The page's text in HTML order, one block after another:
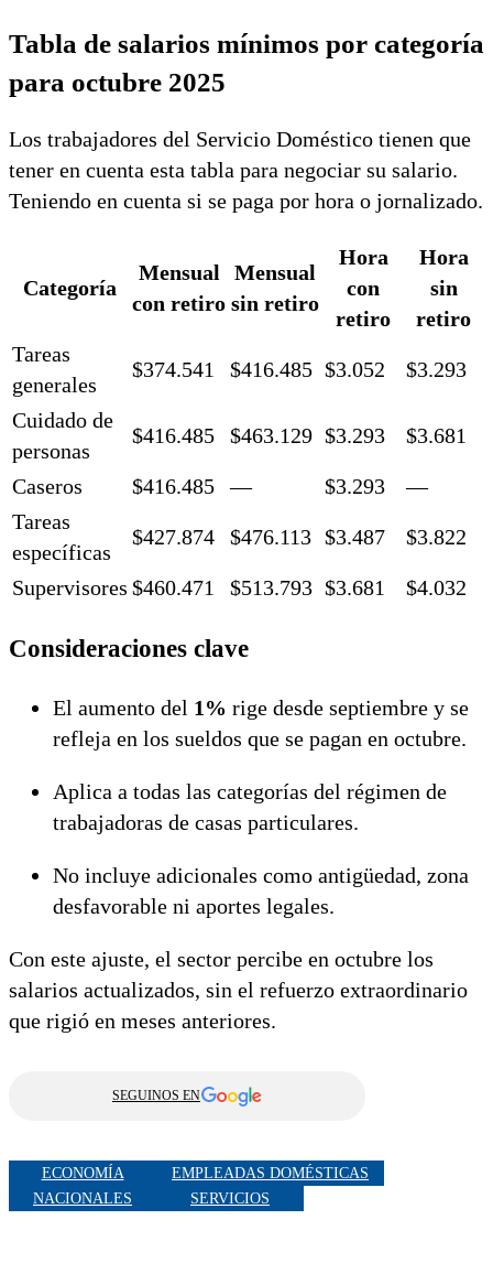
Tabla de salarios mínimos por categoría
para octubre 2025
Los trabajadores del Servicio Doméstico tienen que
tener en cuenta esta tabla para negociar su salario.
Teniendo en cuenta si se paga por hora o jornalizado.
Categoría
Mensual
con retiro
Mensual
sin retiro
Hora
con
retiro
Hora
sin
retiro
Tareas
generales
$374.541 $416.485 $3.052 $3.293
Cuidado de
personas
$416.485 $463.129 $3.293 $3.681
Caseros $416.485 — $3.293
—
Tareas
específicas
$427.874 $476.113 $3.487 $3.822
Supervisores $460.471 $513.793 $3.681 $4.032
Consideraciones clave
El aumento del 1% rige desde septiembre y se
refleja en los sueldos que se pagan en octubre.
Aplica a todas las categorías del régimen de
trabajadoras de casas particulares.
No incluye adicionales como antigüedad, zona
desfavorable ni aportes legales.
Con este ajuste, el sector percibe en octubre los
salarios actualizados, sin el refuerzo extraordinario
que rigió en meses anteriores.
SEGUINOS EN
ECONOMÍA
EMPLEADAS DOMÉSTICAS
NACIONALES
SERVICIOS